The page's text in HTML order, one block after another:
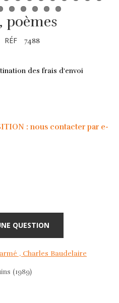
poèmes
RÉF 7488
des frais d'envoi
: nous contacter par e-
QUESTION
, Charles Baudelaire
(1989)